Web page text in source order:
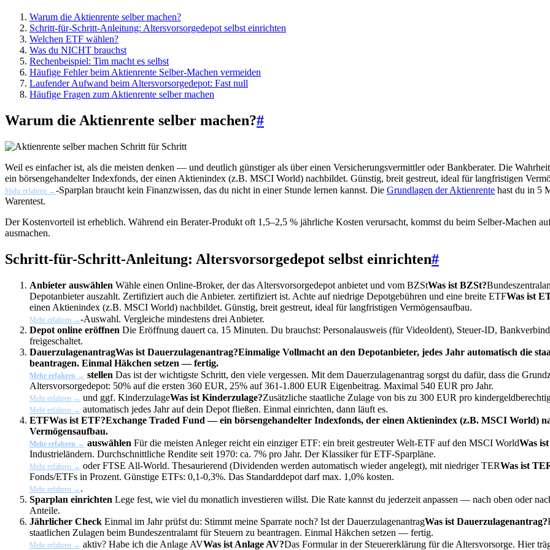
Warum die Aktienrente selber machen?
Schritt-für-Schritt-Anleitung: Altersvorsorgedepot selbst einrichten
Welchen ETF wählen?
Was du NICHT brauchst
Rechenbeispiel: Tim macht es selbst
Häufige Fehler beim Aktienrente Selber-Machen vermeiden
Laufender Aufwand beim Altersvorsorgedepot: Fast null
Häufige Fragen zum Aktienrente selber machen
Warum die Aktienrente selber machen?#
Weil es einfacher ist, als die meisten denken — und deutlich günstiger als über einen Versicherungsvermittler oder Bankberater. Die
ein börsengehandelter Indexfonds, der einen Aktienindex (z.B. MSCI World) nachbildet. Günstig, breit gestreut, ideal für langfristigen
Mehr erfahren →-Sparplan braucht kein Finanzwissen, das du nicht in einer Stunde lernen kannst. Die Grundlagen der Aktienrente hast du in 5
Warentest.
Der Kostenvorteil ist erheblich. Während ein Berater-Produkt oft 1,5–2,5 % jährliche Kosten verursacht, kommst du beim Selber-Machen
ausmachen.
Schritt-für-Schritt-Anleitung: Altersvorsorgedepot selbst einrichten#
Anbieter auswählen Wähle einen Online-Broker, der das Altersvorsorgedepot anbietet und vom BZStWas ist BZSt?
Depotanbieter auszahlt. Zertifiziert auch die Anbieter. zertifiziert ist. Achte auf niedrige Depotgebühren und eine breite ETFWas ist
einen Aktienindex (z.B. MSCI World) nachbildet. Günstig, breit gestreut, ideal für langfristigen Vermögensaufbau.
Mehr erfahren →-Auswahl. Vergleiche mindestens drei Anbieter.
Depot online eröffnen Die Eröffnung dauert ca. 15 Minuten. Du brauchst: Personalausweis (für VideoIdent), Steuer-ID,
freigeschaltet.
DauerzulagenantragWas ist Dauerzulagenantrag?Einmalige Vollmacht an den Depotanbieter, jedes Jahr automatisch die
beantragen. Einmal Häkchen setzen — fertig.
Mehr erfahren → stellen Das ist der wichtigste Schritt, den viele vergessen. Mit dem Dauerzulagenantrag sorgst du dafür, dass die
Altersvorsorgedepot: 50% auf die ersten 360 EUR, 25% auf 361-1.800 EUR Eigenbeitrag. Maximal 540 EUR pro Jahr.
Mehr erfahren → und ggf. KinderzulageWas ist Kinderzulage?Zusätzliche staatliche Zulage von bis zu 300 EUR pro
Mehr erfahren → automatisch jedes Jahr auf dein Depot fließen. Einmal einrichten, dann läuft es.
ETFWas ist ETF?Exchange Traded Fund — ein börsengehandelter Indexfonds, der einen Aktienindex (z.B. MSCI World)
Vermögensaufbau.
Mehr erfahren → auswählen Für die meisten Anleger reicht ein einziger ETF: ein breit gestreuter Welt-ETF auf den MSCI WorldWas
Industrieländern. Durchschnittliche Rendite seit 1970: ca. 7% pro Jahr. Der Klassiker für ETF-Sparpläne.
Mehr erfahren → oder FTSE All-World. Thesaurierend (Dividenden werden automatisch wieder angelegt), mit niedrigerTERWas ist
Fonds/ETFs in Prozent. Günstige ETFs: 0,1-0,3%. Das Standarddepot darf max. 1,0% kosten.
Mehr erfahren → .
Sparplan einrichten Lege fest, wie viel du monatlich investieren willst. Die Rate kannst du jederzeit anpassen — nach oben oder
Anteile.
Jährlicher Check Einmal im Jahr prüfst du: Stimmt meine Sparrate noch? Ist derDauerzulagenantragWas ist Dauerzulagenantrag?
staatlichen Zulagen beim Bundeszentralamt für Steuern zu beantragen. Einmal Häkchen setzen — fertig.
Mehr erfahren → aktiv? Habe ich die Anlage AVWas ist Anlage AV?Das Formular in der Steuererklärung für die Altersvorsorge. Hier